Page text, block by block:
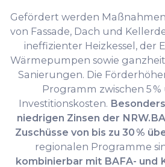
Gefördert werden
von Fassade, Dach und
ineffizienter Heizkessel, der
Wärmepumpen sowie
Sanierungen. Die
Programm zwischen 5 %
Investitionskosten.
niedrigen Zinsen der
Zuschüsse von bis zu 30 %
regionalen Programme
kombinierbar mit BAFA- und